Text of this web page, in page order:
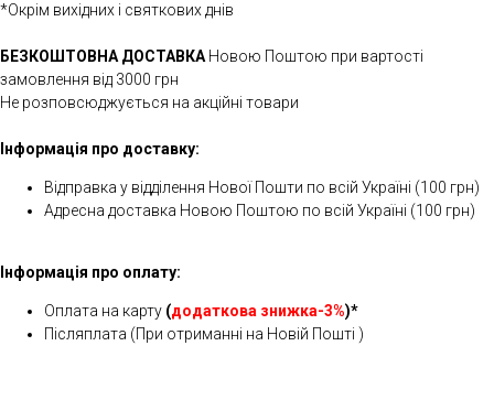
*Окрім вихідних і святкових днів
БЕЗКОШТОВНА ДОСТАВКАНовою Поштою при вартості
замовлення від 3000 грн
Не розповсюджується на акційні товари
Інформація про доставку:
Відправка у відділення Нової Пошти по всій Україні (100 грн)
Адресна доставка Новою Поштою по всій Україні (100 грн)
Інформація про оплату:
Оплата на карту (додаткова знижка-3%)*
Післяплата (При отриманні на Новій Пошті )